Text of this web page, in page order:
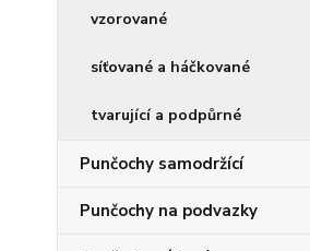
vzorované
síťované a háčkované
tvarující a podpůrné
Punčochy samodržící
Punčochy na podvazky